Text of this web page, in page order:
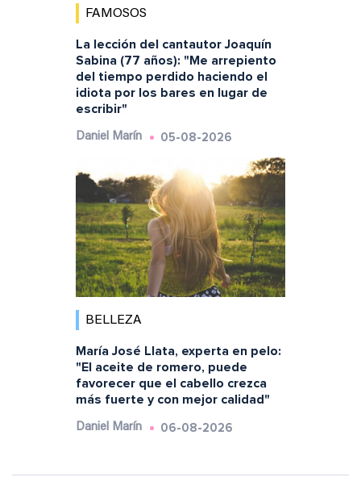
FAMOSOS
La lección del cantautor Joaquín
Sabina (77 años): "Me arrepiento
del tiempo perdido haciendo el
idiota por los bares en lugar de
escribir"
Daniel Marín 05-08-2026
BELLEZA
María José Llata, experta en pelo:
"El aceite de romero, puede
favorecer que el cabello crezca
más fuerte y con mejor calidad"
Daniel Marín 06-08-2026